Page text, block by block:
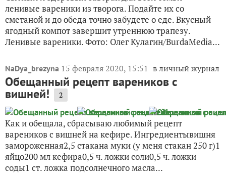
ленивые вареники из творога. Подайте их со
сметаной и до обеда точно забудете о еде. Вкусный
ягодный компот завершит утреннюю трапезу.
Ленивые вареники. Фото: Олег Кулагин/BurdaMedia...
NaDya_brezyna 15 февраля 2020, 15:51 в личный журнал
Обещанный рецепт вареников с
вишней! 2
Как и обещала, сбрасываю любимый рецепт
вареников с вишней на кефире. Ингредиентывишня
замороженная2,5 стакана муки (у меня стакан 250 г)1
яйцо200 мл кефира0,5 ч. ложки соли0,5 ч. ложки
соды1 ст. ложка подсолнечного масла...